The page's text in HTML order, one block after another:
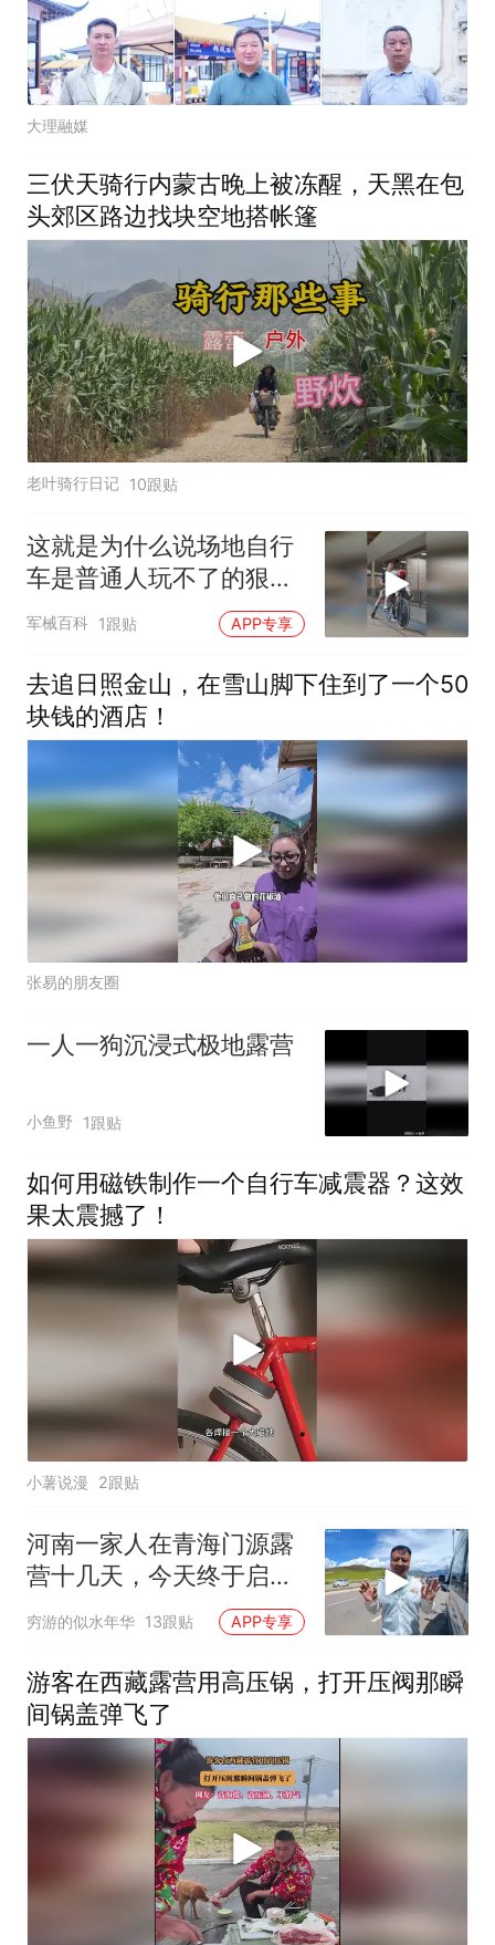
大理融媒
三伏天骑行内蒙古晚上被冻醒，天黑在包
头郊区路边找块空地搭帐篷
老叶骑行日记 10跟贴
这就是为什么说场地自行
车是普通人玩不了的狠活
#科普 #死飞
军械百科 1跟贴 APP专享
去追日照金山，在雪山脚下住到了一个50
块钱的酒店！
张易的朋友圈
一人一狗沉浸式极地露营
小鱼野 1跟贴
如何用磁铁制作一个自行车减震器？这效
果太震撼了！
小薯说漫 2跟贴
河南一家人在青海门源露
营十几天，今天终于启
程，去雪山脚下
穷游的似水年华 13跟贴 APP专享
游客在西藏露营用高压锅，打开压阀那瞬
间锅盖弹飞了